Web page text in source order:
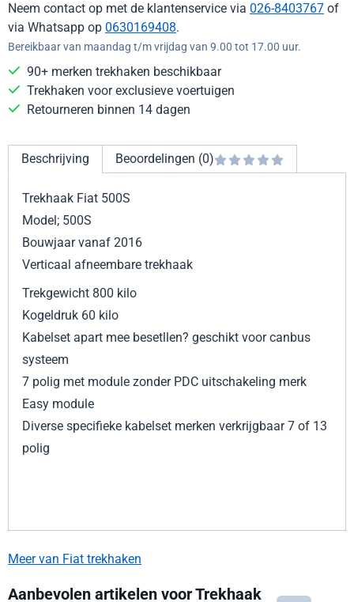
Neem contact op met de klantenservice via 026-8403767 of
via Whatsapp op 0630169408.
Bereikbaar van maandag t/m vrijdag van 9.00 tot 17.00 uur.
90+ merken trekhaken beschikbaar
Trekhaken voor exclusieve voertuigen
Retourneren binnen 14 dagen
Beschrijving Beoordelingen (0)
Trekhaak Fiat 500S
Model; 500S
Bouwjaar vanaf 2016
Verticaal afneembare trekhaak
Trekgewicht 800 kilo
Kogeldruk 60 kilo
Kabelset apart mee besetllen? geschikt voor canbus
systeem
7 polig met module zonder PDC uitschakeling merk
Easy module
Diverse specifieke kabelset merken verkrijgbaar 7 of 13
polig
Meer van Fiat trekhaken
Aanbevolen artikelen voorTrekhaak